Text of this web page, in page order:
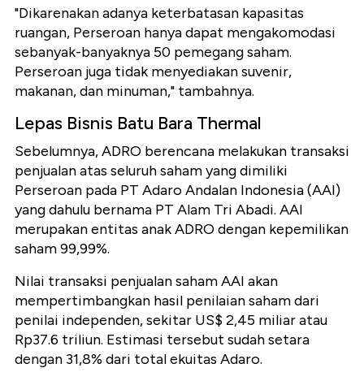
"Dikarenakan adanya keterbatasan kapasitas
ruangan, Perseroan hanya dapat mengakomodasi
sebanyak-banyaknya 50 pemegang saham.
Perseroan juga tidak menyediakan suvenir,
makanan, dan minuman," tambahnya.
Lepas Bisnis Batu Bara Thermal
Sebelumnya, ADRO berencana melakukan transaksi
penjualan atas seluruh saham yang dimiliki
Perseroan pada PT Adaro Andalan Indonesia (AAI)
yang dahulu bernama PT Alam Tri Abadi. AAI
merupakan entitas anak ADRO dengan kepemilikan
saham 99,99%.
Nilai transaksi penjualan saham AAI akan
mempertimbangkan hasil penilaian saham dari
penilai independen, sekitar US$ 2,45 miliar atau
Rp37.6 triliun. Estimasi tersebut sudah setara
dengan 31,8% dari total ekuitas Adaro.